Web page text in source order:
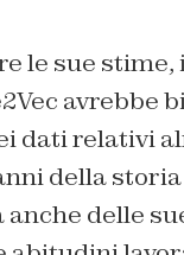
le sue
avrebbe
dati relativi
della
anche delle